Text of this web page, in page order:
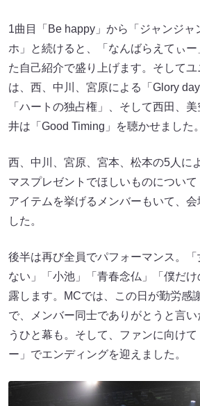
1曲目「Be happy」から「ジャンジャ
ホ」と続けると、「なんばらえてぃ
た自己紹介で盛り上げます。そして
は、西、中川、宮原による「Glory
「ハートの独占権」、そして西田、
井は「Good Timing」を聴かせました。
西、中川、宮原、宮本、松本の5人に
マスプレゼントでほしいものについ
アイテムを挙げるメンバーもいて、会
した。
後半は再び全員でパフォーマンス。
ない」「小池」「青春念仏」「僕だ
露します。MCでは、この日が勤労感
で、メンバー同士でありがとうと言
うひと幕も。そして、ファンに向けて
ー」でエンディングを迎えました。